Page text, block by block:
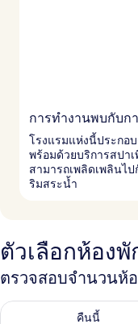
การทำงานพบกับก
โรงแรมแห่งนี้ประกอ
พร้อมด้วยบริการสปา
สามารถเพลิดเพลินไ
ริมสระน้ำ
ตัวเลือกห้องพั
ตรวจสอบจำนวนห้
คืนนี้
ตรวจสอบจำนวนห้องพัก